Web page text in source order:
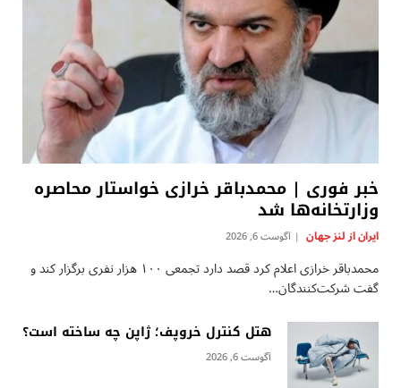
خبر فوری | محمدباقر خرازی خواستار محاصره
وزارتخانه‌ها شد
ایران از لنز جهان آگوست 6, 2026
محمدباقر خرازی اعلام کرد قصد دارد تجمعی ۱۰۰ هزار نفری برگزار کند و
گفت شرکت‌کنندگان…
هتل کنترل خروپف؛ ژاپن چه ساخته است؟
آگوست 6, 2026